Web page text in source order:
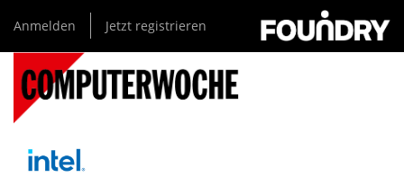
zum
Inhalt
Anmelden Jetzt registrieren